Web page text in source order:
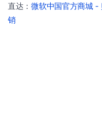
直达：微软中国官方商城 -
销